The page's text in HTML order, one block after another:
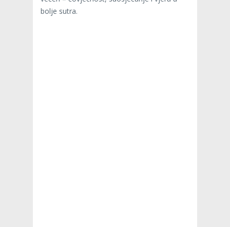
bolje sutra.